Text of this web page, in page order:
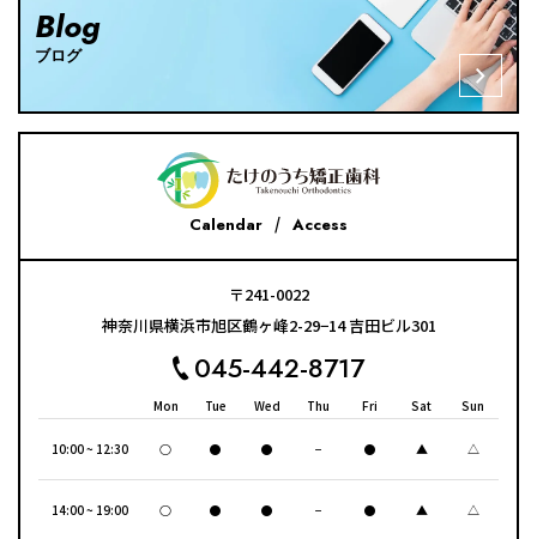
Blog
ブログ
Calendar Access
〒241-0022
神奈川県横浜市旭区鶴ヶ峰2-29−14 吉田ビル301
045-442-8717
Mon Tue Wed Thu Fri Sat Sun
10:00 ~ 12:30 ○ ● ● − ● ▲ △
14:00 ~ 19:00 ○ ● ● − ● ▲ △